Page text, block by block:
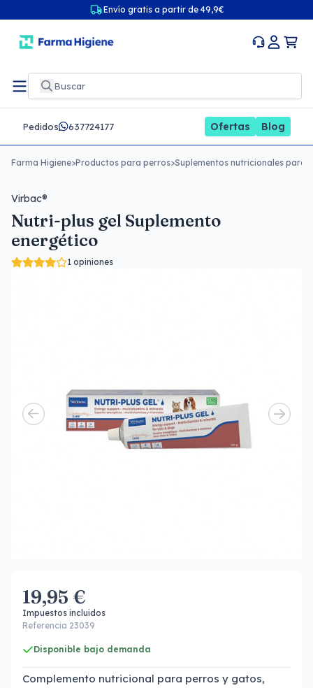
Envío gratis a partir de 49,9€
Pedidos 637724177 Ofertas Blog
Farma Higiene>Productos para perros>Suplementos nutricionales para
Virbac®
Nutri-plus gel Suplemento
energético
1 opiniones
19,95 €
Impuestos incluidos
Referencia 23039
Disponible bajo demanda
Complemento nutricional para perros y gatos,